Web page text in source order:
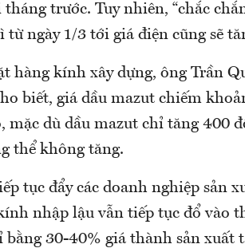
tháng trước. Tuy nhiên, “chắc
từ ngày 1/3 tới giá điện cũng sẽ
hàng kính xây dựng, ông Trần
biết, giá dầu mazut chiếm
mặc dù dầu mazut chỉ tăng 400
thể không tăng.
tục đẩy các doanh nghiệp sản
nhập lậu vẫn tiếp tục đổ vào
bằng 30-40% giá thành sản xuất